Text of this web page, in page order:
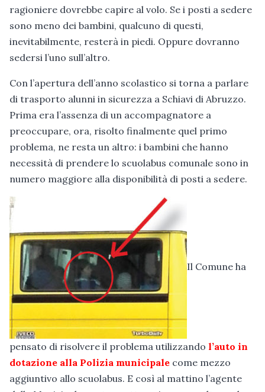
ragioniere dovrebbe capire al volo. Se i posti a sedere
sono meno dei bambini, qualcuno di questi,
inevitabilmente, resterà in piedi. Oppure dovranno
sedersi l’uno sull’altro.
Con l’apertura dell’anno scolastico si torna a parlare
di trasporto alunni in sicurezza a Schiavi di Abruzzo.
Prima era l’assenza di un accompagnatore a
preoccupare, ora, risolto finalmente quel primo
problema, ne resta un altro: i bambini che hanno
necessità di prendere lo scuolabus comunale sono in
numero maggiore alla disponibilità di posti a sedere.
Il Comune ha
pensato di risolvere il problema utilizzando l’auto in
dotazione alla Polizia municipale come mezzo
aggiuntivo allo scuolabus. E così al mattino l’agente